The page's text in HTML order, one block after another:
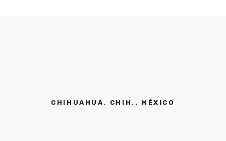
CHIHUAHUA, CHIH,. MÉXICO